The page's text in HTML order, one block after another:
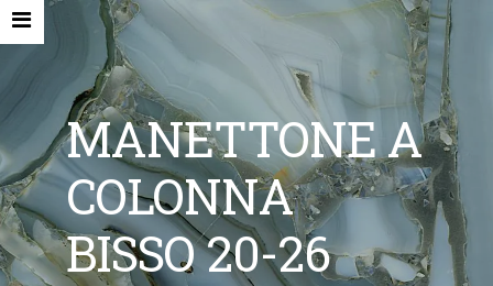
HOME
AZIENDA
MANETTONE A
COLONNA
BISSO 20-26